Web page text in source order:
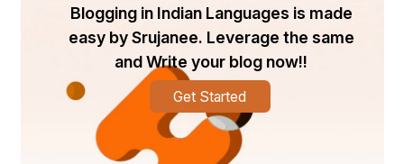
Blogging in Indian Languages is made
easy by Srujanee. Leverage the same
and Write your blog now!!
Get Started